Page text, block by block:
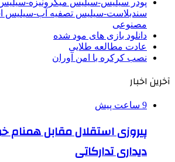
سندبلاست-سیلیس تصفیه آب-سیلیس
مصنوعی
دانلود بازی های مود شده
عادت مطالعه طلایی
نصب کرکره با امن آوران
آخرین اخبار
9 ساعت پیش
پیروزی استقلال مقابل همنام
دیداری تدارکاتی